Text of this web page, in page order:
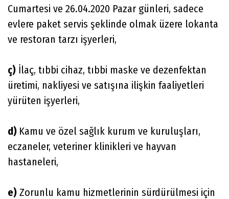
Cumartesi ve 26.04.2020 Pazar günleri, sadece
evlere paket servis şeklinde olmak üzere lokanta
ve restoran tarzı işyerleri,
ç) İlaç, tıbbi cihaz, tıbbi maske ve dezenfektan
üretimi, nakliyesi ve satışına ilişkin faaliyetleri
yürüten işyerleri,
d) Kamu ve özel sağlık kurum ve kuruluşları,
eczaneler, veteriner klinikleri ve hayvan
hastaneleri,
e) Zorunlu kamu hizmetlerinin sürdürülmesi için